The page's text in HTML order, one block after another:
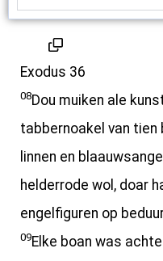
Exodus 36
08Dou muiken ale
tabbernoakel van tien
linnen en
helderrode wol, doar
engelfiguren op
09Elke boan was